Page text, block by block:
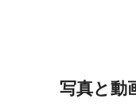
写真と動